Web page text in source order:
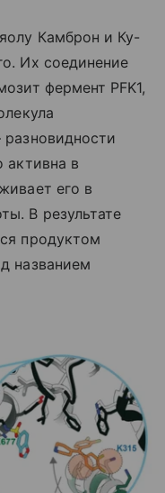
Камброн и Ку-
Их соединение
фермент PFK1,
разновидности
активна в
его в
В результате
продуктом
названием